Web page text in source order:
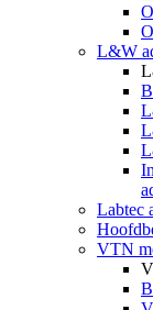
L&W
Labtec
VTN